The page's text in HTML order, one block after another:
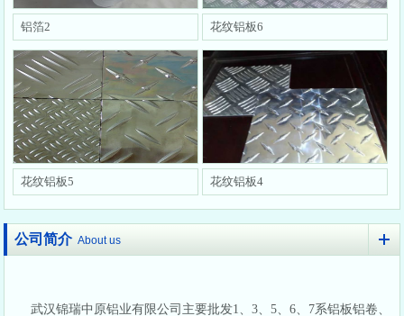
铝箔2 花纹铝板6
花纹铝板5 花纹铝板4
公司简介 About us
武汉锦瑞中原铝业有限公司主要批发1、3、5、6、7系铝板铝卷、